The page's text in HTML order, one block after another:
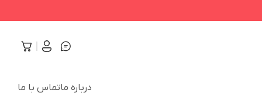
درباره ماتماس با ما